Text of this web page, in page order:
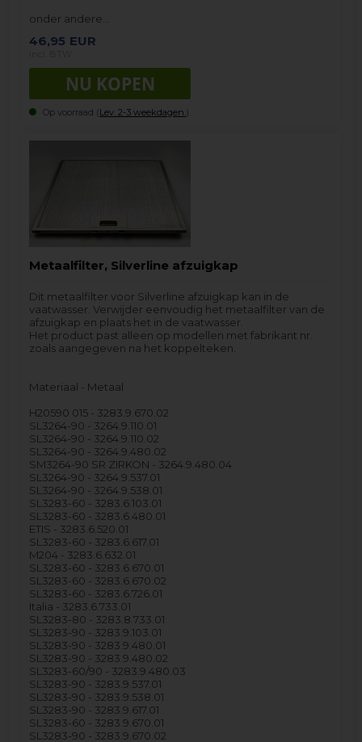
onder andere…
46,95 EUR
Op voorraad (Lev. 2-3 weekdagen. ).
Metaalfilter, Silverline afzuigkap
Dit metaalfilter voor Silverline afzuigkap kan in de
vaatwasser. Verwijder eenvoudig het metaalfilter van de
afzuigkap en plaats het in de vaatwasser.
Het product past alleen op modellen met fabrikant nr.
zoals aangegeven na het koppelteken.
Materiaal - Metaal
H20590 015 - 3283.9.670.02
SL3264-90 - 3264.9.110.01
SL3264-90 - 3264.9.110.02
SL3264-90 - 3264.9.480.02
SM3264-90 SR ZIRKON - 3264.9.480.04
SL3264-90 - 3264.9.537.01
SL3264-90 - 3264.9.538.01
SL3283-60 - 3283.6.103.01
SL3283-60 - 3283.6.480.01
ETIS - 3283.6.520.01
SL3283-60 - 3283.6.617.01
M204 - 3283.6.632.01
SL3283-60 - 3283.6.670.01
SL3283-60 - 3283.6.670.02
SL3283-60 - 3283.6.726.01
Italia - 3283.6.733.01
SL3283-80 - 3283.8.733.01
SL3283-90 - 3283.9.103.01
SL3283-90 - 3283.9.480.01
SL3283-90 - 3283.9.480.02
SL3283-60/90 - 3283.9.480.03
SL3283-90 - 3283.9.537.01
SL3283-90 - 3283.9.538.01
SL3283-90 - 3283.9.617.01
SL3283-60 - 3283.9.670.01
SL3283-90 - 3283.9.670.02